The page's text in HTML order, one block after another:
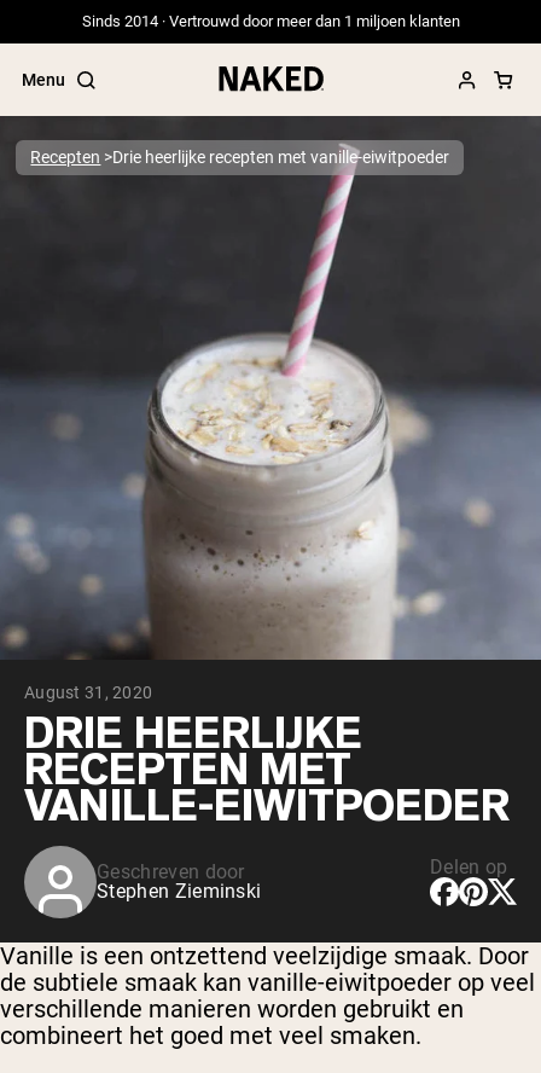
Sinds 2014 · Vertrouwd door meer dan 1 miljoen klanten
Menu
”Micellar Casein“
PROTEIN POWDERSBest Seller
Erwteneiwit
Grasgevoerd Wei Eiwit Poeder
Collageenpeptiden
Chocolade Grasgevoerde Wei
Vanille grasgevoerde wei
Weidegevoerde wei
VEGAN PROTEIN
Erwteneiwit
Recepten Drie heerlijke recepten met vanille-eiwitpoeder
August 31, 2020
DRIE HEERLIJKE
RECEPTEN MET
VANILLE-EIWITPOEDER
Geschreven door
Stephen Zieminski
Delen op
Vanille is een ontzettend veelzijdige smaak. Door
de subtiele smaak kan vanille-eiwitpoeder op veel
verschillende manieren worden gebruikt en
combineert het goed met veel smaken.